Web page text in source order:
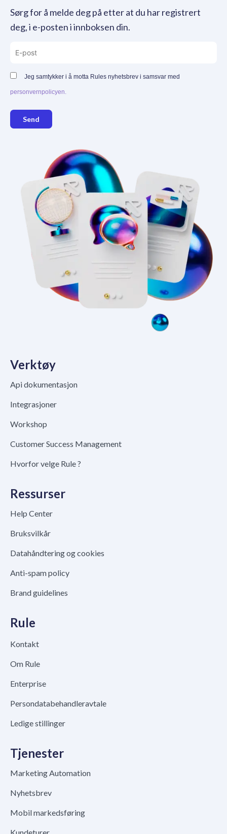
Sørg for å melde deg på etter at du har registrert
deg, i e-posten i innboksen din.
Jeg samtykker i å motta Rules nyhetsbrev i samsvar med
personvernpolicyen.
Send
Verktøy
Api dokumentasjon
Integrasjoner
Workshop
Customer Success Management
Hvorfor velge Rule ?
Ressurser
Help Center
Bruksvilkår
Datahåndtering og cookies
Anti-spam policy
Brand guidelines
Rule
Kontakt
Om Rule
Enterprise
Persondatabehandleravtale
Ledige stillinger
Tjenester
Marketing Automation
Nyhetsbrev
Mobil markedsføring